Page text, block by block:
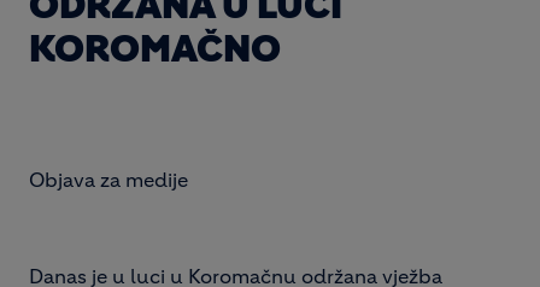
KOROMAČNO
Objava za medije
Danas je u luci u Koromačnu održana vježba